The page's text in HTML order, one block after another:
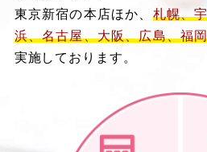
東京新宿の本店ほか、 札幌、
浜、名古屋、大阪、広島、福
実施しております。